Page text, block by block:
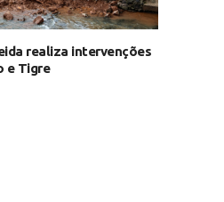
realiza intervenções
e Tigre